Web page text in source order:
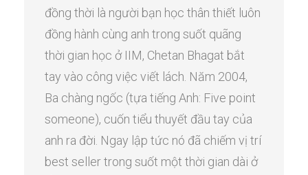
đồng thời là người bạn học thân thiết luôn
đồng hành cùng anh trong suốt quãng
thời gian học ở IIM, Chetan Bhagat bắt
tay vào công việc viết lách. Năm 2004,
Ba chàng ngốc (tựa tiếng Anh: Five point
someone), cuốn tiểu thuyết đầu tay của
anh ra đời. Ngay lập tức nó đã chiếm vị trí
best seller trong suốt một thời gian dài ở